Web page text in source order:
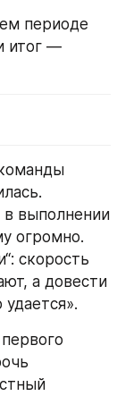
периоде
итог —
в выполнении
огромно.
скорость
а довести